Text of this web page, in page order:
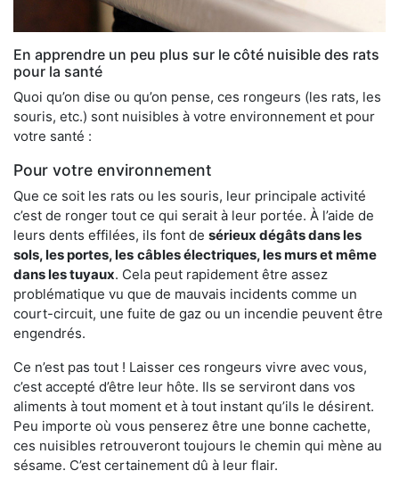
En apprendre un peu plus sur le côté nuisible des rats
pour la santé
Quoi qu’on dise ou qu’on pense, ces rongeurs (les rats, les
souris, etc.) sont nuisibles à votre environnement et pour
votre santé :
Pour votre environnement
Que ce soit les rats ou les souris, leur principale activité
c’est de ronger tout ce qui serait à leur portée. À l’aide de
leurs dents effilées, ils font de sérieux dégâts dans les
sols, les portes, les câbles électriques, les murs et même
dans les tuyaux. Cela peut rapidement être assez
problématique vu que de mauvais incidents comme un
court-circuit, une fuite de gaz ou un incendie peuvent être
engendrés.
Ce n’est pas tout ! Laisser ces rongeurs vivre avec vous,
c’est accepté d’être leur hôte. Ils se serviront dans vos
aliments à tout moment et à tout instant qu’ils le désirent.
Peu importe où vous penserez être une bonne cachette,
ces nuisibles retrouveront toujours le chemin qui mène au
sésame. C’est certainement dû à leur flair.